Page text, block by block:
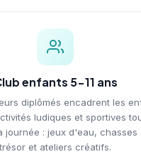
enfants 5-11 ans
diplômés encadrent les
ludiques et sportives
journée : jeux d'eau, chasses
trésor et ateliers créatifs.